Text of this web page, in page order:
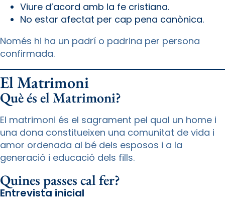
Viure d’acord amb la fe cristiana.
No estar afectat per cap pena canònica.
Només hi ha un padrí o padrina per persona
confirmada.
El Matrimoni
Què és el Matrimoni?
El matrimoni és el sagrament pel qual un home i
una dona constitueixen una comunitat de vida i
amor ordenada al bé dels esposos i a la
generació i educació dels fills.
Quines passes cal fer?
Entrevista inicial